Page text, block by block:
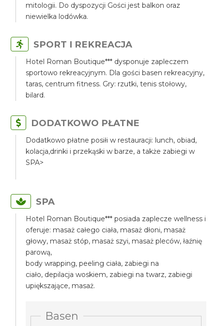
mitologii. Do dyspozycji Gości jest balkon oraz
niewielka lodówka.
SPORT I REKREACJA
Hotel Roman Boutique*** dysponuje zapleczem
sportowo rekreacyjnym. Dla gości basen rekreacyjny,
taras, centrum fitness. Gry: rzutki, tenis stołowy,
bilard.
DODATKOWO PŁATNE
Dodatkowo płatne posiłi w restauracji: lunch, obiad,
kolacja,drinki i przekąski w barze, a także zabiegi w
SPA>
SPA
Hotel Roman Boutique*** posiada zaplecze wellness i
oferuje: masaż całego ciała, masaż dłoni, masaż
głowy, masaż stóp, masaż szyi, masaż pleców, łaźnię
parową,
body wrapping, peeling ciała, zabiegi na
ciało, depilacja woskiem, zabiegi na twarz, zabiegi
upiększające, masaż.
Basen